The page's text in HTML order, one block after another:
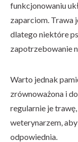
funkcjonowaniu
zaparciom. Trawa
dlatego niektóre
zapotrzebowanie
Warto jednak
zrównoważona i
regularnie je
weterynarzem,
odpowiednia.